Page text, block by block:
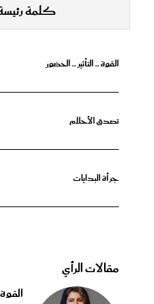
كلمة رئيسة
القوة .. التأثير .. الحضور
تصدق الأحلام
جرأة البدايات
مقالات الرأي